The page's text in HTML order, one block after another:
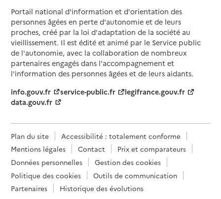
Portail national d'information et d'orientation des
personnes âgées en perte d'autonomie et de leurs
proches, créé par la loi d'adaptation de la société au
vieillissement. Il est édité et animé par le Service public
de l'autonomie, avec la collaboration de nombreux
partenaires engagés dans l'accompagnement et
l'information des personnes âgées et de leurs aidants.
info.gouv.fr
service-public.fr
legifrance.gouv.fr
data.gouv.fr
Plan du site
Accessibilité : totalement conforme
Mentions légales
Contact
Prix et comparateurs
Données personnelles
Gestion des cookies
Politique des cookies
Outils de communication
Partenaires
Historique des évolutions